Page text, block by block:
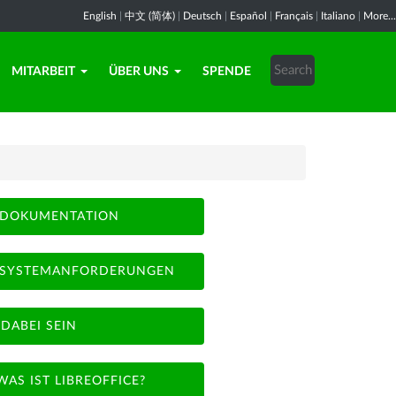
English 中文 (简体) Deutsch Español Français Italiano More...
MITARBEIT ÜBER UNS SPENDE
DOKUMENTATION
SYSTEMANFORDERUNGEN
DABEI SEIN
IST LIBREOFFICE?